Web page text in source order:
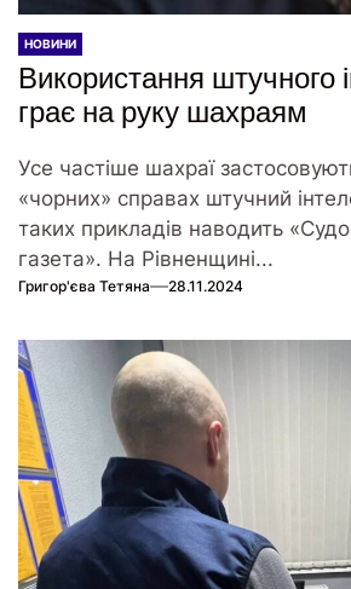
НОВИНИ
Використання штучного
грає на руку шахраям
Усе частіше шахраї
«чорних» справах штучний
таких прикладів наводить
газета». На Рівненщині...
Григор'єва Тетяна 28.11.2024